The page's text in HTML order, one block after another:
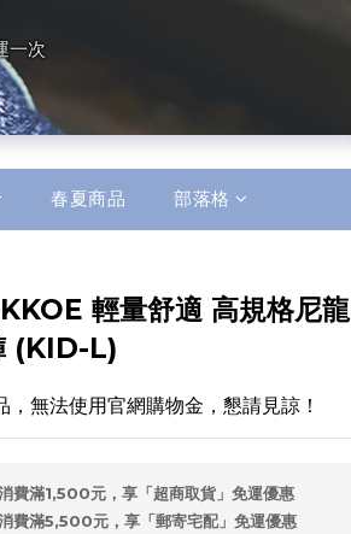
春夏商品 部落格
輕量舒適 高規格尼龍
(KID-L)
，無法使用官網購物金，懇請見諒！
費滿1,500元，享「超商取貨」免運優惠
費滿5,500元，享「郵寄宅配」免運優惠